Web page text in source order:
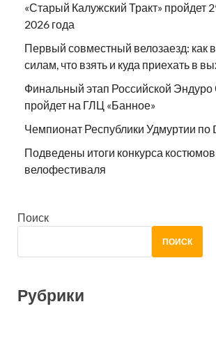
«Старый Калужский Тракт» пройдет
2026 года
Первый совместный велозаезд: как
силам, что взять и куда приехать в
Финальный этап Российской
пройдет на ГЛЦ «Банное»
Чемпионат Республики Удмуртии по
Подведены итоги конкурса
велофестиваля
Поиск
ПОИСК
Рубрики